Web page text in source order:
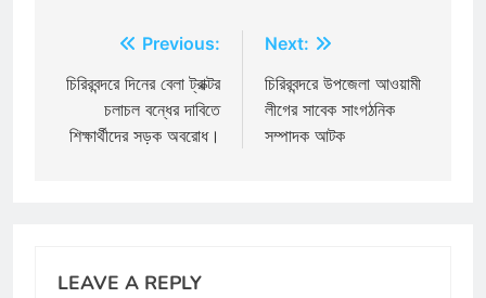
navigation
Previous:
চিরিরবন্দরে দিনের বেলা ট্রাক্টর
চলাচল বন্ধের দাবিতে
শিক্ষার্থীদের সড়ক অবরোধ।
Next:
চিরিরবন্দরে উপজেলা আওয়ামী
লীগের সাবেক সাংগঠনিক
সম্পাদক আটক
LEAVE A REPLY